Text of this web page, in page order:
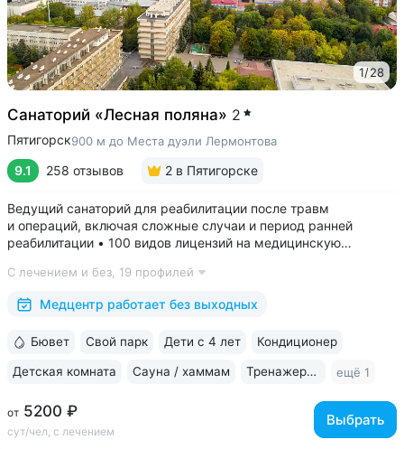
1/28
Санаторий «Лесная поляна» 2
Пятигорск900 м до Места дуэли Лермонтова
9.1 258 отзывов 2 в Пятигорске
Ведущий санаторий для реабилитации после травм
и операций, включая сложные случаи и период ранней
реабилитации • 100 видов лицензий на медицинскую
Доступная среда для гостей на колясках: в номерах,
на территории, в столовой • Расположен...
С лечением и без, 19 профилей
Медцентр работает без выходных
от 5200 ₽
сут/чел, с лечением
Выбрать
Бювет Свой парк Дети с 4 лет Кондиционер
Детская комната Сауна / хаммам Тренажерный зал ещё 1